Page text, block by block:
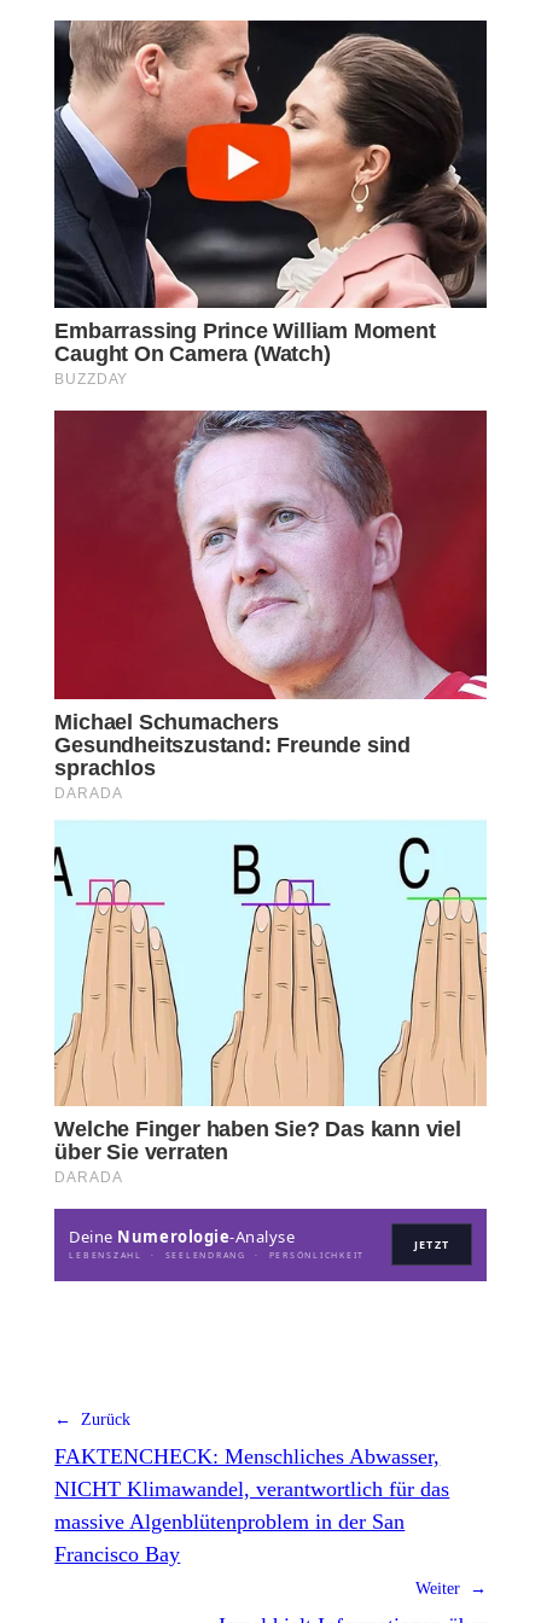
Deine Numerologie-Analyse
LEBENSZAHL · SEELENDRANG · PERSÖNLICHKEIT
JETZT
← Zurück
FAKTENCHECK: Menschliches Abwasser,
NICHT Klimawandel, verantwortlich für das
massive Algenblütenproblem in der San
Francisco Bay
Weiter →